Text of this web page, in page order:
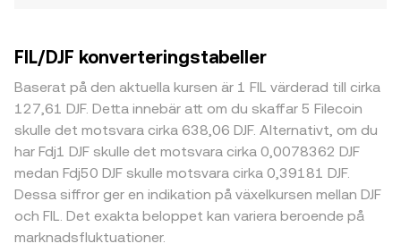
FIL/DJF konverteringstabeller
Baserat på den aktuella kursen är 1 FIL värderad till cirka
127,61 DJF. Detta innebär att om du skaffar 5 Filecoin
skulle det motsvara cirka 638,06 DJF. Alternativt, om du
har Fdj1 DJF skulle det motsvara cirka 0,0078362 DJF
medan Fdj50 DJF skulle motsvara cirka 0,39181 DJF.
Dessa siffror ger en indikation på växelkursen mellan DJF
och FIL. Det exakta beloppet kan variera beroende på
marknadsfluktuationer.